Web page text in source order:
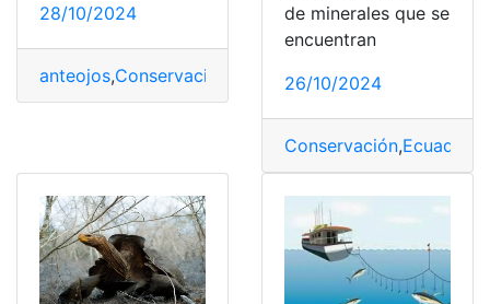
28/10/2024
anteojos,Conservación desafíos,Ecuador,
de minerales que se
encuentran
26/10/2024
Conservación,Ecuador